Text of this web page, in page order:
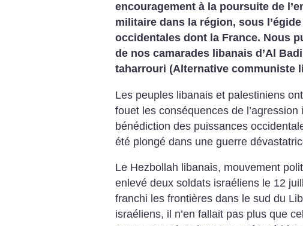
encouragement à la poursuite de
militaire dans la région, sous
occidentales dont la France. Nous
de nos camarades libanais d’Al
taharrouri (Alternative communiste
Les peuples libanais et palestiniens
fouet les conséquences de
bénédiction des puissances
été plongé dans une guerre
Le Hezbollah libanais, mouvement
enlevé deux soldats israéliens le 12
franchi les frontières dans le sud du
israéliens, il n’en fallait pas plus que